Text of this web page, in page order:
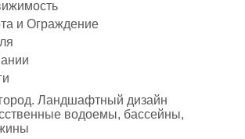
и Ограждение
Ландшафтный дизайн
водоемы, бассейны,